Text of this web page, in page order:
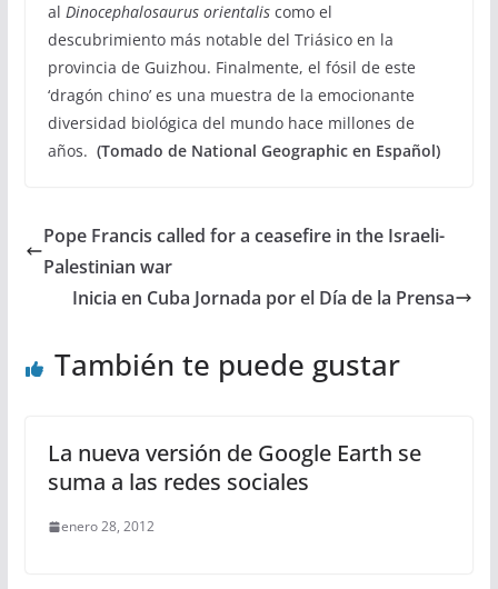
al Dinocephalosaurus orientalis como el
descubrimiento más notable del Triásico en la
provincia de Guizhou. Finalmente, el fósil de este
‘dragón chino’ es una muestra de la emocionante
diversidad biológica del mundo hace millones de
años. (Tomado de National Geographic en Español)
Pope Francis called for a ceasefire in the Israeli-
Palestinian war
Inicia en Cuba Jornada por el Día de la Prensa
También te puede gustar
La nueva versión de Google Earth se
suma a las redes sociales
enero 28, 2012